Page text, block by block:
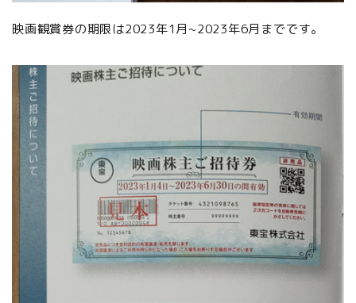
映画観賞券の期限は2023年1月~2023年6月までです。